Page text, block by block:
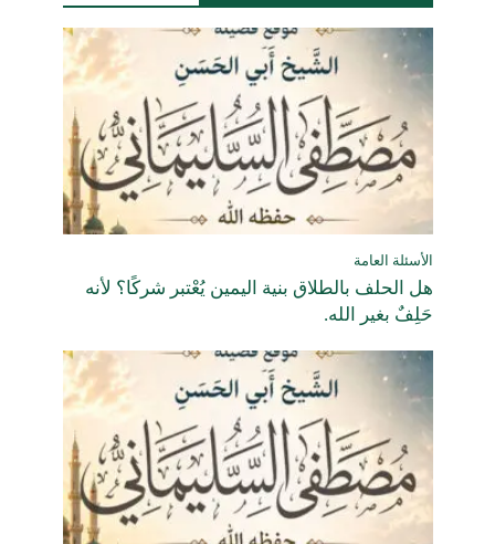
الأسئلة العامة
هل الحلف بالطلاق بنية اليمين يُعْتبر شركًا؟ لأنه
حَلِفٌ بغير الله.